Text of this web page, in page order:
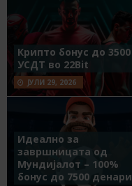
Крипто бонус до 3500
УСДТ во 22Bit
ЈУЛИ 29, 2026
Идеално за
завршницата од
Мундијалот – 100%
бонус до 7500 денари